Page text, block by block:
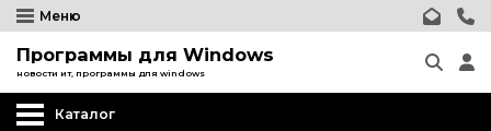
Меню
Программы для Windows
новости ит, программы для windows
Каталог